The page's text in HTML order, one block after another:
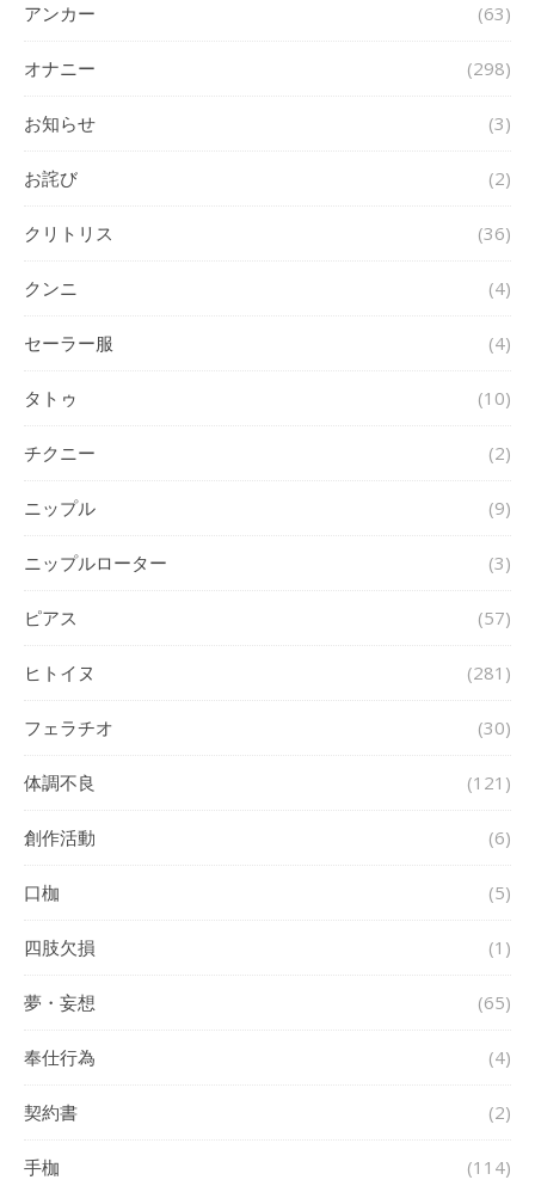
アンカー (63)
オナニー (298)
お知らせ (3)
お詫び (2)
クリトリス (36)
クンニ (4)
セーラー服 (4)
タトゥ (10)
チクニー (2)
ニップル (9)
ニップルローター (3)
ピアス (57)
ヒトイヌ (281)
フェラチオ (30)
体調不良 (121)
創作活動 (6)
口枷 (5)
四肢欠損 (1)
夢・妄想 (65)
奉仕行為 (4)
契約書 (2)
手枷 (114)